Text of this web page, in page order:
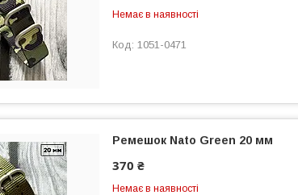
Немає в наявності
1051-0471
Ремешок Nato Green 20 мм
370 ₴
Немає в наявності